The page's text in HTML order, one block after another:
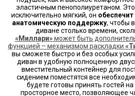
эластичным пенополиуретаном.
исключительно мягкий, он обеспечит
анатомическую поддержку, чтобы
диване столько времени,
«Миллари»может быть
функцией – механизмом раскладки
вы сможете быстро и без особых
диван в удобную полноценную
вместительный контейнер для
сидением поместятся все
будете готовы принять гостей
просторное место, позволяющее